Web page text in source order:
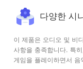
다양한 시
이 제품은 오디오 및 비
사항을 충족합니다. 특
게임을 플레이하면서